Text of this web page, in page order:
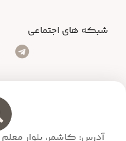
شبکه های اجتماعی
آدرس: کاشمر، بلوار معلم